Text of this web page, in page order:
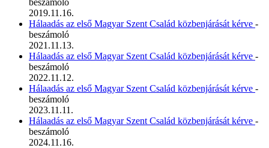
2019.11.16.
Hálaadás az első Magyar Szent Család közbenjárását kérve -
beszámoló
2021.11.13.
Hálaadás az első Magyar Szent Család közbenjárását kérve -
beszámoló
2022.11.12.
Hálaadás az első Magyar Szent Család közbenjárását kérve -
beszámoló
2023.11.11.
Hálaadás az első Magyar Szent Család közbenjárását kérve -
beszámoló
2024.11.16.